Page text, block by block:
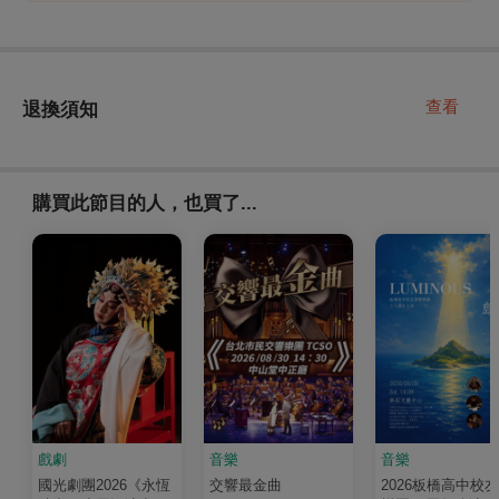
退換須知 查看
購買此節目的人，也買了...
戲劇
國光劇團2026《永恆
音樂
交響最金曲
音樂
2026板橋高中校